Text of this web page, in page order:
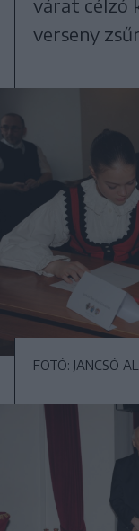
várat célzó
verseny
FOTÓ: JANCSÓ